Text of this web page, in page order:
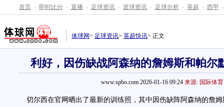
首页 - 即时比分 - 直播 - 足球资讯 - 篮球资讯 - 足球分析 - 英超 - 西甲 -
体球网> 足球资讯> 英超快讯> 正文
利好，因伤缺战阿森纳的詹姆斯和帕尔
www.spbo.com 2026-01-16 09:24 来源: 国际体育
切尔西在官网晒出了最新的训练照，其中因伤缺阵阿森纳的詹姆